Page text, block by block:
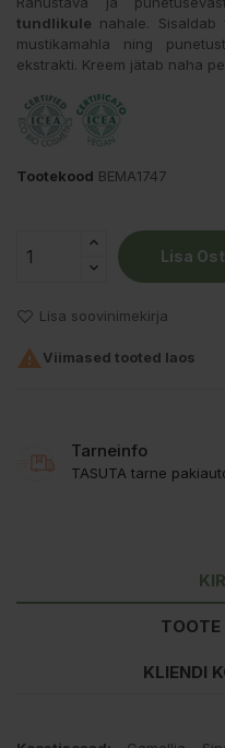
tundlikule nahale.
mustikamahla ning
ekstrakti. Kreem jätab naha
Tootekood BEMA1747
Lisa
Lisa soovinimekirja
 Viimased tooted laos
Tarneinfo
TASUTA tarne
KLIENDI